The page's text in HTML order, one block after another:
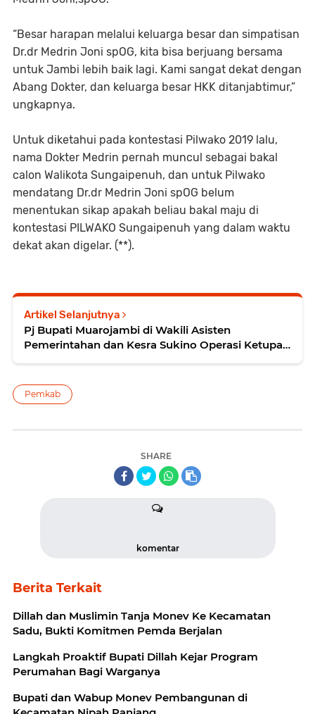
“Besar harapan melalui keluarga besar dan simpatisan
Dr.dr Medrin Joni spOG, kita bisa berjuang bersama
untuk Jambi lebih baik lagi. Kami sangat dekat dengan
Abang Dokter, dan keluarga besar HKK ditanjabtimur,”
ungkapnya.
Untuk diketahui pada kontestasi Pilwako 2019 lalu,
nama Dokter Medrin pernah muncul sebagai bakal
calon Walikota Sungaipenuh, dan untuk Pilwako
mendatang Dr.dr Medrin Joni spOG belum
menentukan sikap apakah beliau bakal maju di
kontestasi PILWAKO Sungaipenuh yang dalam waktu
dekat akan digelar. (**).
Artikel Selanjutnya
Pj Bupati Muarojambi di Wakili Asisten
Pemerintahan dan Kesra Sukino Operasi Ketupat
Pemkab
SHARE
komentar
Berita Terkait
Dillah dan Muslimin Tanja Monev Ke Kecamatan
Sadu, Bukti Komitmen Pemda Berjalan
Langkah Proaktif Bupati Dillah Kejar Program
Perumahan Bagi Warganya
Bupati dan Wabup Monev Pembangunan di